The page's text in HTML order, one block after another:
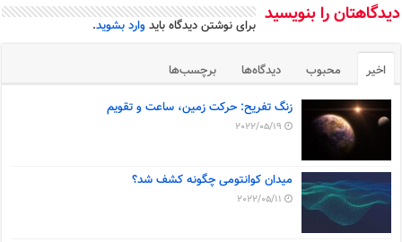
دیدگاهتان را بنویسید برای نوشتن دیدگاه بایدوارد بشوید.
اخیر محبوب دیدگاه‌ها برچسب‌ها
زنگ تفریح: حرکت زمین، ساعت و تقویم
2022/05/19
میدان کوانتومی چگونه کشف شد؟
2022/05/11